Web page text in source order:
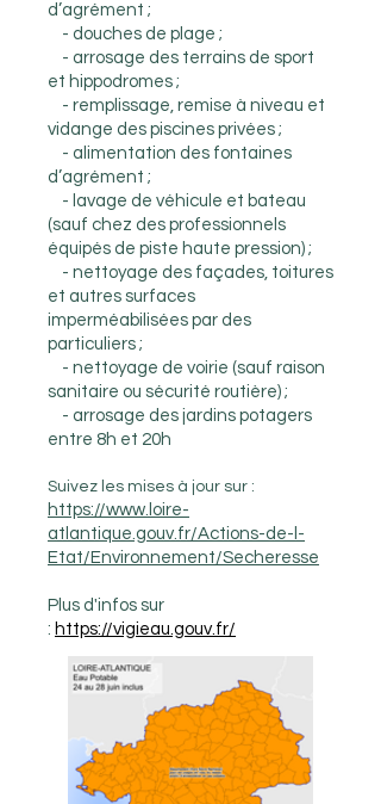
d’agrément ;
- douches de plage ;
- arrosage des terrains de sport
et hippodromes ;
- remplissage, remise à niveau et
vidange des piscines privées ;
- alimentation des fontaines
d’agrément ;
- lavage de véhicule et bateau
(sauf chez des professionnels
équipés de piste haute pression) ;
- nettoyage des façades, toitures
et autres surfaces
imperméabilisées par des
particuliers ;
- nettoyage de voirie (sauf raison
sanitaire ou sécurité routière) ;
- arrosage des jardins potagers
entre 8h et 20h
Suivez les mises à jour sur :
https://www.loire-
atlantique.gouv.fr/Actions-de-l-
Etat/Environnement/Secheresse
​Plus d'infos sur
: https://vigieau.gouv.fr/